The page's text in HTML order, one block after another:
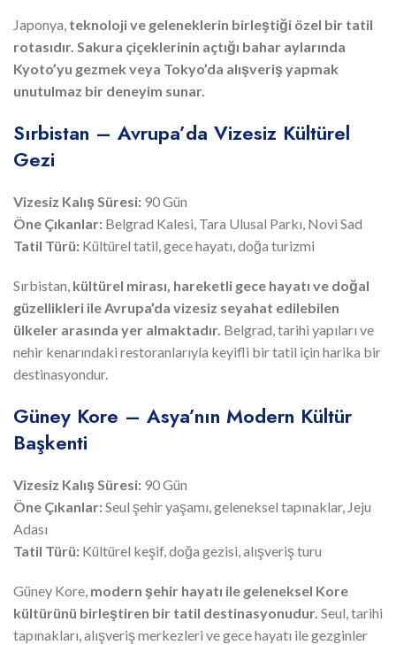
Japonya, teknoloji ve geleneklerin birleştiği özel bir tatil
rotasıdır. Sakura çiçeklerinin açtığı bahar aylarında
Kyoto’yu gezmek veya Tokyo’da alışveriş yapmak
unutulmaz bir deneyim sunar.
Sırbistan – Avrupa’da Vizesiz Kültürel
Gezi
Vizesiz Kalış Süresi: 90 Gün
Öne Çıkanlar: Belgrad Kalesi, Tara Ulusal Parkı, Novi Sad
Tatil Türü: Kültürel tatil, gece hayatı, doğa turizmi
Sırbistan, kültürel mirası, hareketli gece hayatı ve doğal
güzellikleri ile Avrupa’da vizesiz seyahat edilebilen
ülkeler arasında yer almaktadır. Belgrad, tarihi yapıları ve
nehir kenarındaki restoranlarıyla keyifli bir tatil için harika bir
destinasyondur.
Güney Kore – Asya’nın Modern Kültür
Başkenti
Vizesiz Kalış Süresi: 90 Gün
Öne Çıkanlar:Seul şehir yaşamı, geleneksel tapınaklar, Jeju
Adası
Tatil Türü: Kültürel keşif, doğa gezisi, alışveriş turu
Güney Kore, modern şehir hayatı ile geleneksel Kore
kültürünü birleştiren bir tatil destinasyonudur. Seul, tarihi
tapınakları, alışveriş merkezleri ve gece hayatı ile gezginler